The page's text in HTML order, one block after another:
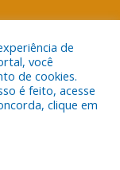
de Soure.
de
você
de cookies.
é feito, acesse
clique em